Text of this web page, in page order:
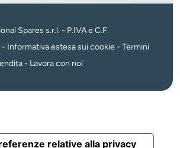
Spares s.r.l. - P.IVA e C.F.
- Informativa estesa sui cookie - Termini
- Lavora con noi
relative alla privacy